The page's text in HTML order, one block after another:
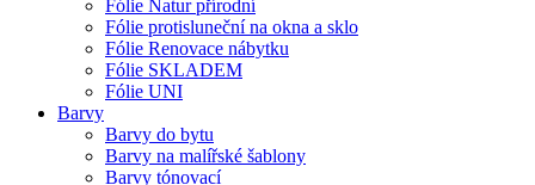
Fólie Natur přírodní
Fólie protisluneční na okna a sklo
Fólie Renovace nábytku
Fólie SKLADEM
Fólie UNI
Barvy
Barvy do bytu
Barvy na malířské šablony
Barvy tónovací